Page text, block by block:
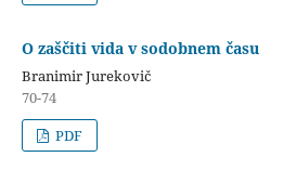
O zaščiti vida v sodobnem času
Branimir Jurekovič
70-74
PDF